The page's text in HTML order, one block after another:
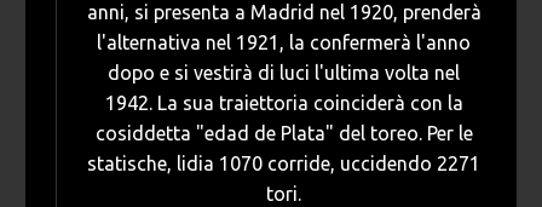
anni, si presenta a Madrid nel 1920, prenderà
l'alternativa nel 1921, la confermerà l'anno
dopo e si vestirà di luci l'ultima volta nel
1942. La sua traiettoria coinciderà con la
cosiddetta "edad de Plata" del toreo. Per le
statische, lidia 1070 corride, uccidendo 2271
tori.